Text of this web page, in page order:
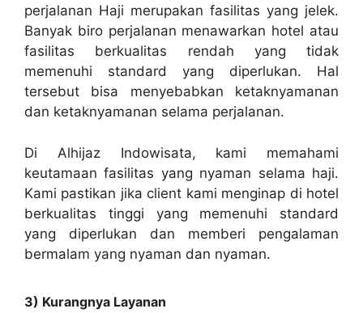
perjalanan Haji merupakan fasilitas yang jelek.
Banyak biro perjalanan menawarkan hotel atau
fasilitas berkualitas rendah yang tidak
memenuhi standard yang diperlukan. Hal
tersebut bisa menyebabkan ketaknyamanan
dan ketaknyamanan selama perjalanan.
Di Alhijaz Indowisata, kami memahami
keutamaan fasilitas yang nyaman selama haji.
Kami pastikan jika client kami menginap di hotel
berkualitas tinggi yang memenuhi standard
yang diperlukan dan memberi pengalaman
bermalam yang nyaman dan nyaman.
3) Kurangnya Layanan